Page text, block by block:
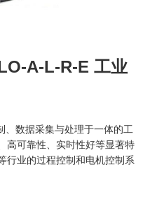
A-L-R-E 工业
数据采集与处理于一体的工
高可靠性、实时性好等显著特
行业的过程控制和电机控制系